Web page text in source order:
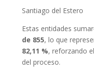
Santiago del Estero
Estas entidades
de 855, lo que
82,11 %, reforzando
del proceso.